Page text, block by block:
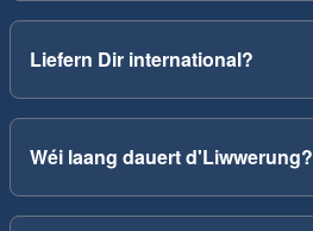
Liefern Dir international?
Wéi laang dauert d'Liwwerung?